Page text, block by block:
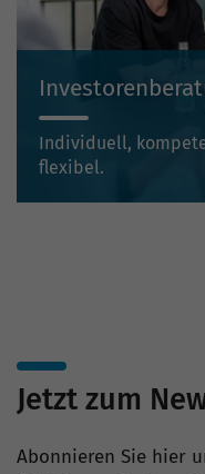
Individuell,
flexibel.
Jetzt zum
Abonnieren Sie hier